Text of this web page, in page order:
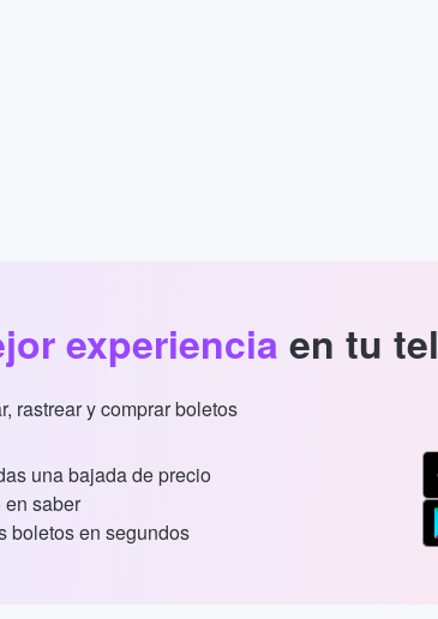
experiencia en tu
rastrear y comprar boletos
una bajada de precio
saber
boletos en segundos